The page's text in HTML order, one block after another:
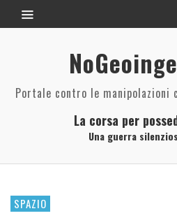
Portale contro le
La corsa per
Una guerra
SPAZIO